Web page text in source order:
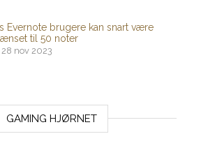
Evernote brugere kan snart være
til 50 noter
28 nov 2023
GAMING HJØRNET